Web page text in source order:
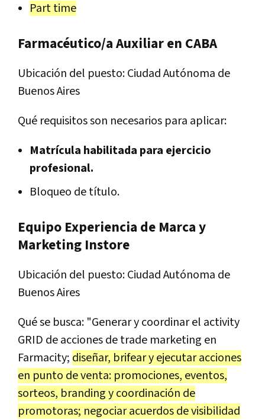
Part time
Farmacéutico/a Auxiliar en CABA
Ubicación del puesto: Ciudad Autónoma de
Buenos Aires
Qué requisitos son necesarios para aplicar:
Matrícula habilitada para ejercicio
profesional.
Bloqueo de título.
Equipo Experiencia de Marca y
Marketing Instore
Ubicación del puesto: Ciudad Autónoma de
Buenos Aires
Qué se busca: "Generar y coordinar el activity
GRID de acciones de trade marketing en
Farmacity; diseñar, brifear y ejecutar acciones
en punto de venta: promociones, eventos,
sorteos, branding y coordinación de
promotoras; negociar acuerdos de visibilidad